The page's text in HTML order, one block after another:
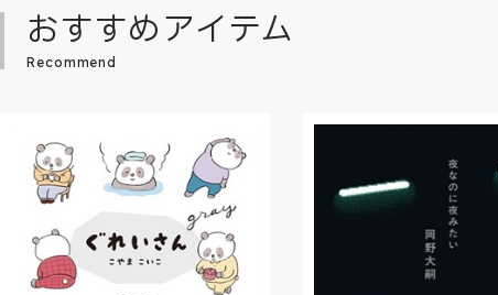
おすすめアイテム
Recommend